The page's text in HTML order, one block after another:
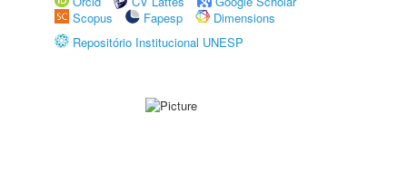
Scopus
Fapesp
Dimensions
Repositório Institucional UNESP